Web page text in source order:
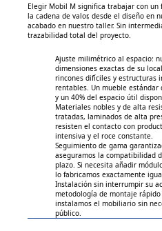
Elegir Mobil M significa trabajar con
la cadena de valor, desde el diseño en
acabado en nuestro taller. Sin
trazabilidad total del proyecto.
Ajuste milimétrico al espacio:
dimensiones exactas de su
rincones difíciles y estructuras
rentables. Un mueble
y un 40% del espacio útil
Materiales nobles y de alta
tratadas, laminados de alta
resisten el contacto con
intensiva y el roce constante.
Seguimiento de gama
aseguramos la compatibilidad
plazo. Si necesita añadir
lo fabricamos exactamente
Instalación sin interrumpir su
metodología de montaje
instalamos el mobiliario sin
público.